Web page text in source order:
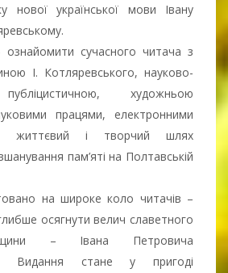
нової української мови Івану
сучасного читача з
І. Котляревського, науково-
художньою
працями, електронними
життєвий і творчий шлях
пам’яті на Полтавській
на широке коло читачів –
осягнути велич славетного
– Івана Петровича
Видання стане у пригоді